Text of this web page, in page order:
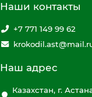
Наши контакты
+7 771 149 99 62
Наш адрес
Казахстан, г.